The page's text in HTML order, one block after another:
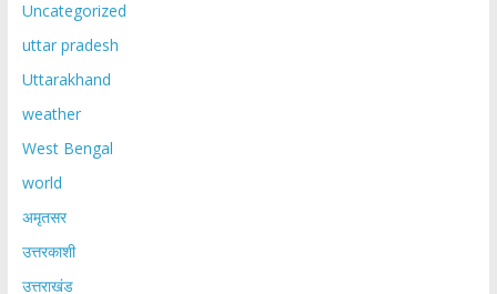
Uncategorized
uttar pradesh
Uttarakhand
weather
West Bengal
world
अमृतसर
उत्तरकाशी
उत्तराखंड